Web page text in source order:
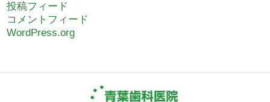
投稿フィード
コメントフィード
WordPress.org